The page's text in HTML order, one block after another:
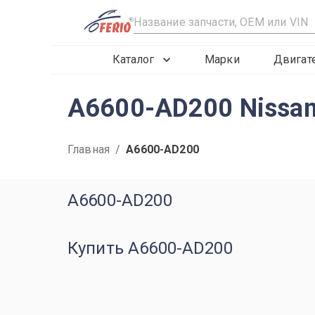
R
Каталог Марки
A6600-AD200
Главная / A6600-AD200
A6600-AD200
Купить A6600-AD200